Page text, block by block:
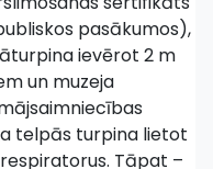
pasākumos),
ievērot 2 m
un muzeja
telpās turpina lietot
Tāpat –